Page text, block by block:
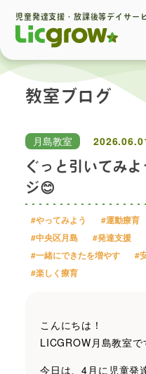
児童発達支援・放課後等デイサー
教室ブログ
月島教室
ぐっと引いてみ
ジ😊
#やってみよう #運動療育
#中央区月島
#発達支援
#一緒にできたを増やす
#
#楽しく療育
こんにちは！
LICGROW月島教室で
今日は、4月に児童発